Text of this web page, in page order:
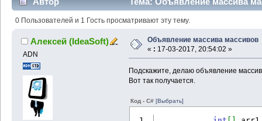
0 Пользователей и 1 Гость просматривают эту тему.
Алексей (IdeaSoft)
ADN
Объявление массива массивов
« : 17-03-2017, 20:54:02 »
Подскажите, делаю объявление
Вот так получается.
Код - C# [Выбрать]